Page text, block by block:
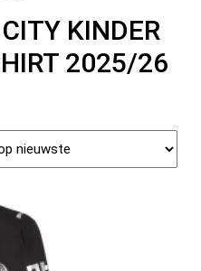
KINDER
2025/26